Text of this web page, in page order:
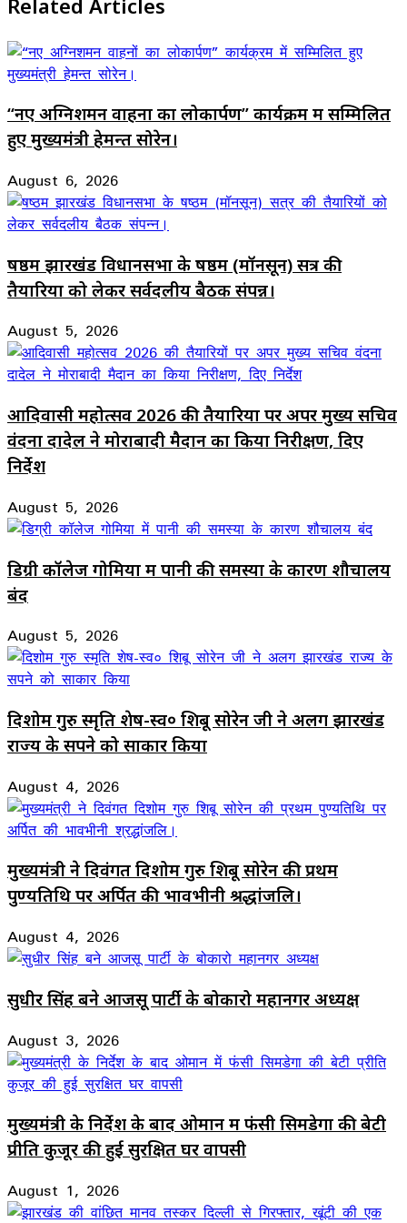
“नए अग्निशमन वाहनों का लोकार्पण” कार्यक्रम में सम्मिलित
हुए मुख्यमंत्री हेमन्त सोरेन।
August 6, 2026
षष्ठम झारखंड विधानसभा के षष्ठम (मॉनसून) सत्र की
तैयारियों को लेकर सर्वदलीय बैठक संपन्न।
August 5, 2026
आदिवासी महोत्सव 2026 की तैयारियों पर अपर मुख्य सचिव
वंदना दादेल ने मोराबादी मैदान का किया निरीक्षण, दिए
निर्देश
August 5, 2026
डिग्री कॉलेज गोमिया में पानी की समस्या के कारण शौचालय
बंद
August 5, 2026
दिशोम गुरु स्मृति शेष-स्व० शिबू सोरेन जी ने अलग झारखंड
राज्य के सपने को साकार किया
August 4, 2026
मुख्यमंत्री ने दिवंगत दिशोम गुरु शिबू सोरेन की प्रथम
पुण्यतिथि पर अर्पित की भावभीनी श्रद्धांजलि।
August 4, 2026
सुधीर सिंह बने आजसू पार्टी के बोकारो महानगर अध्यक्ष
August 3, 2026
मुख्यमंत्री के निर्देश के बाद ओमान में फंसी सिमडेगा की बेटी
प्रीति कुजूर की हुई सुरक्षित घर वापसी
August 1, 2026